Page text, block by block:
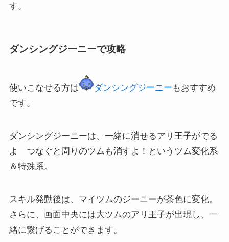
す。
ダンシングジーニーで攻略
使いこなせる方は ダンシングジーニー もおすすめ
です。
ダンシングジーニーは、一緒に消せるアリ王子がでる
よ つなぐと周りのツムも消すよ！というツム変化系
＆特殊系。
スキル発動後は、マイツムのジーニーが茶色に変化。
さらに、画面中央には大ツムのアリ王子が出現し、一
緒に繋げることができます。